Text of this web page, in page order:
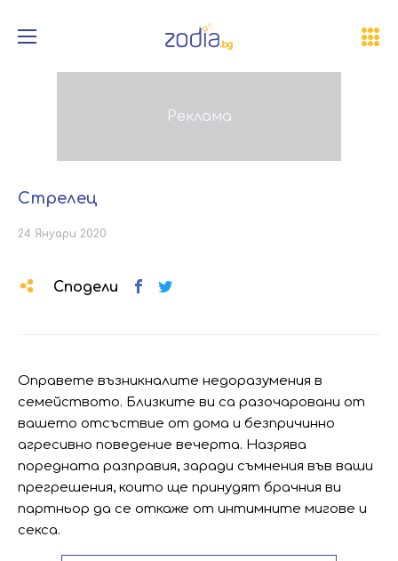
Стрелец
24 Януари 2020
Сподели
Оправете възникналите недоразумения в
семейството. Близките ви са разочаровани от
вашето отсъствие от дома и безпричинно
агресивно поведение вечерта. Назрява
поредната разправия, заради съмнения във ваши
прегрешения, които ще принудят брачния ви
партньор да се откаже от интимните мигове и
секса.